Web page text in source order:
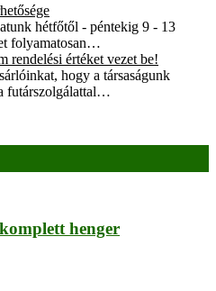
hétfőtől - péntekig 9 - 13
folyamatosan…
rendelési értéket vezet be!
hogy a társaságunk
futárszolgálattal…
henger